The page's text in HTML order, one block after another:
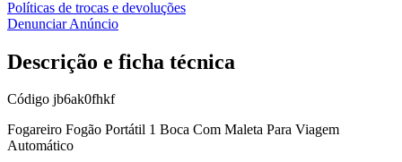
Políticas de trocas e devoluções
Denunciar Anúncio
Descrição e ficha técnica
Código jb6ak0fhkf
Fogareiro Fogão Portátil 1 Boca Com Maleta Para Viagem
Automático